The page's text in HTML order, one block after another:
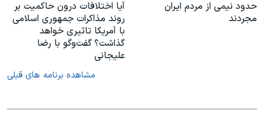
حدود نیمی از مردم ایران
مجردند
آیا اختلافات درون حاکمیت بر
روند مذاکرات جمهوری اسلامی
با آمریکا تاثیری خواهد
گذاشت؟ گفت‌وگو با رضا
علیجانی
مشاهده برنامه های قبلی